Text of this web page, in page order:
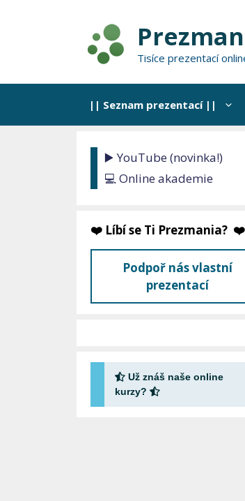
Tisíce prezentací
|| Seznam prezentací ||
▶️ YouTube (novinka!)
💻 Online akademie
❤️ Líbí se Ti Prezmania? ❤️
Podpoř nás vlastní
prezentací
Už znáš naše online
kurzy?